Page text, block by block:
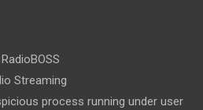
Streaming
process running under user